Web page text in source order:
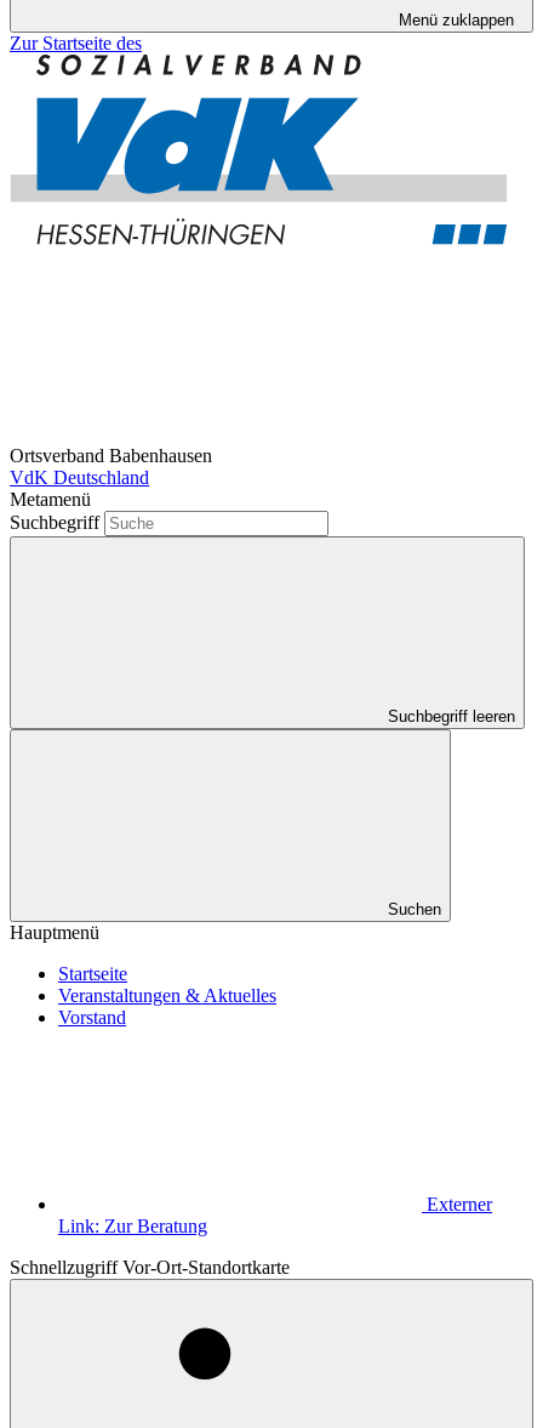
Menü zuklappen
Zur Startseite des
Ortsverband Babenhausen
VdK Deutschland
Metamenü
Suchbegriff
Suchbegriff leeren
Suchen
Hauptmenü
Startseite
Veranstaltungen & Aktuelles
Vorstand
Externer
Link: Zur Beratung
Schnellzugriff Vor-Ort-Standortkarte